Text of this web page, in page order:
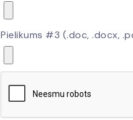
Pielikums #3 (.doc, .docx,